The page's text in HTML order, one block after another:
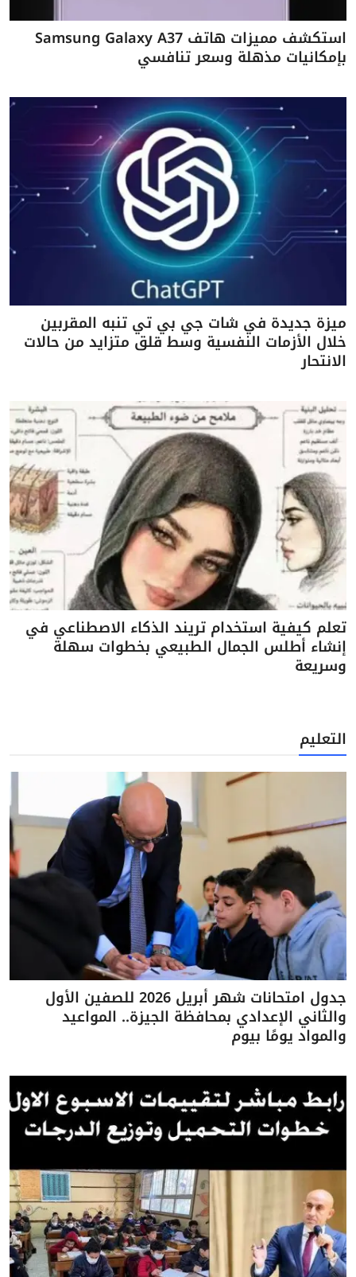
استكشف مميزات هاتف Samsung Galaxy A37
بإمكانيات مذهلة وسعر تنافسي
ميزة جديدة في شات جي بي تي تنبه المقربين
خلال الأزمات النفسية وسط قلق متزايد من حالات
الانتحار
تعلم كيفية استخدام تريند الذكاء الاصطناعي في
إنشاء أطلس الجمال الطبيعي بخطوات سهلة
وسريعة
التعليم
جدول امتحانات شهر أبريل 2026 للصفين الأول
والثاني الإعدادي بمحافظة الجيزة.. المواعيد
والمواد يومًا بيوم